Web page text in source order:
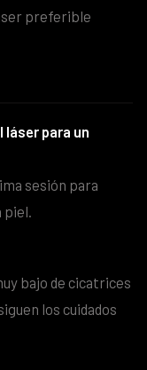
preferible
láser para un
sesión para
piel.
bajo de cicatrices
los cuidados